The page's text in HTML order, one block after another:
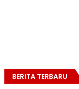
BERITA TERBARU